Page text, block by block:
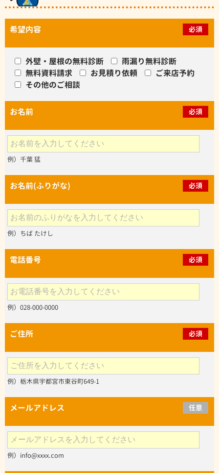
希望内容 必須
外壁・屋根の無料診断
雨漏り無料診断
無料資料請求
お見積り依頼
ご来店予約
その他のご相談
お名前 必須
例）千葉 猛
お名前(ふりがな) 必須
例）ちば たけし
電話番号 必須
例）028-000-0000
ご住所 必須
例）栃木県宇都宮市東谷町649-1
メールアドレス 任意
例）info@xxxx.com